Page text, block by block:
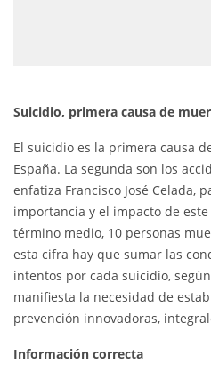
Suicidio, primera causa de
El suicidio es la primera causa
España. La segunda son los
enfatiza Francisco José Celada,
importancia y el impacto de
término medio, 10 personas
esta cifra hay que sumar las
intentos por cada suicidio,
manifiesta la necesidad de
prevención innovadoras,
Información correcta